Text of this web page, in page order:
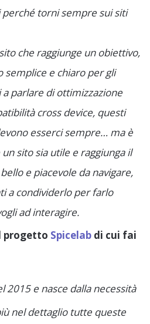
perché torni sempre sui siti
che raggiunge un obiettivo,
semplice e chiaro per gli
parlare di ottimizzazione
cross device, questi
esserci sempre… ma è
sito sia utile e raggiunga il
e piacevole da navigare,
a condividerlo per farlo
ad interagire.
progetto Spicelab di cui fai
2015 e nasce dalla necessità
nel dettaglio tutte queste